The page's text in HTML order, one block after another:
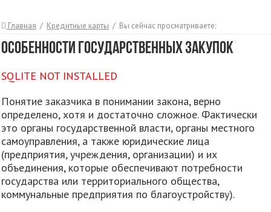
Главная / Кредитные карты / Вы сейчас просматриваете:
Особенности государственных закупок
SQLITE NOT INSTALLED
Понятие заказчика в понимании закона, верно
определено, хотя и достаточно сложное. Фактически
это органы государственной власти, органы местного
самоуправления, а также юридические лица
(предприятия, учреждения, организации) и их
объединения, которые обеспечивают потребности
государства или территориального общества,
коммунальные предприятия по благоустройству).